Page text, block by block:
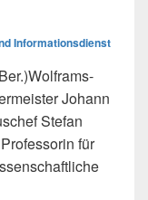
Informationsdienst
Johann
Stefan
für